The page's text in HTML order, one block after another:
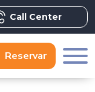
Call Center
Reservar